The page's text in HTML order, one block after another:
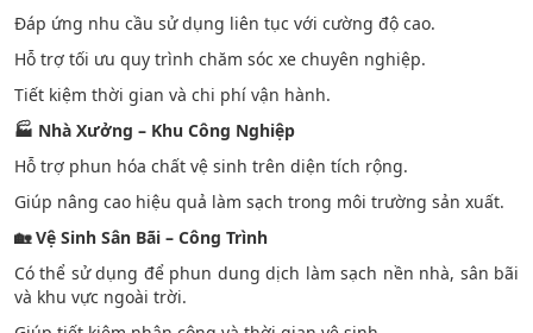
Đáp ứng nhu cầu sử dụng liên tục với cường độ cao.
Hỗ trợ tối ưu quy trình chăm sóc xe chuyên nghiệp.
Tiết kiệm thời gian và chi phí vận hành.
🏭 Nhà Xưởng – Khu Công Nghiệp
Hỗ trợ phun hóa chất vệ sinh trên diện tích rộng.
Giúp nâng cao hiệu quả làm sạch trong môi trường sản xuất.
🏡Vệ Sinh Sân Bãi – Công Trình
Có thể sử dụng để phun dung dịch làm sạch nền nhà, sân bãi
và khu vực ngoài trời.